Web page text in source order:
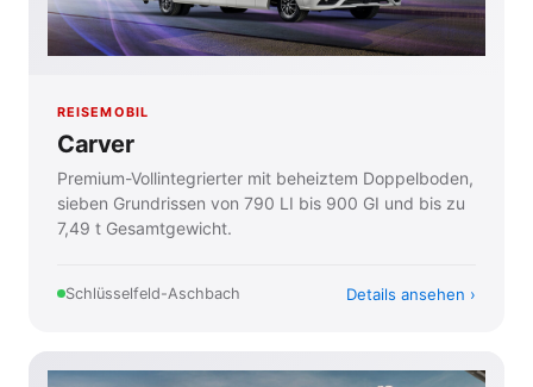
REISEMOBIL
Carver
Premium-Vollintegrierter mit beheiztem Doppelboden,
sieben Grundrissen von 790 LI bis 900 GI und bis zu
7,49 t Gesamtgewicht.
Schlüsselfeld-Aschbach Details ansehen